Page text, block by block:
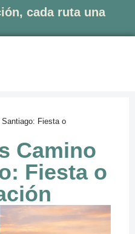
cada ruta una
Fiesta o
Camino
Fiesta o